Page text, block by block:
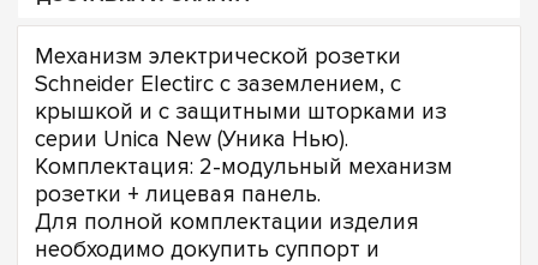
Механизм электрической розетки
Schneider Electirc с заземлением, с
крышкой и с защитными шторками из
серии Unica New (Уника Нью).
Комплектация: 2-модульный механизм
розетки + лицевая панель.
Для полной комплектации изделия
необходимо докупить суппорт и